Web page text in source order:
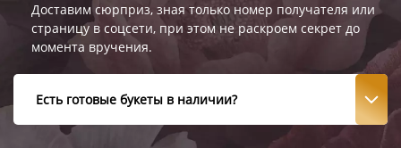
Доставим сюрприз, зная только номер получателя или
страницу в соцсети, при этом не раскроем секрет до
момента вручения.
Есть готовые букеты в наличии?